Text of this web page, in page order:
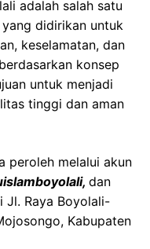
adalah salah satu
didirikan untuk
keselamatan, dan
konsep
untuk menjadi
tinggi dan aman
peroleh melalui akun
dan
Jl. Raya Boyolali-
Kabupaten